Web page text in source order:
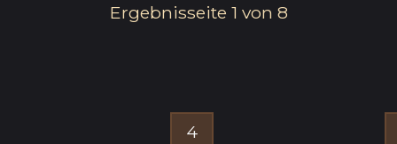
Ergebnisseite 1 von 8
4